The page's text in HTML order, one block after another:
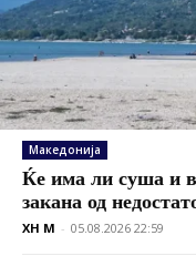
Македонија
Ќе има ли суша и
закана од
XH M - 05.08.2026 22:59